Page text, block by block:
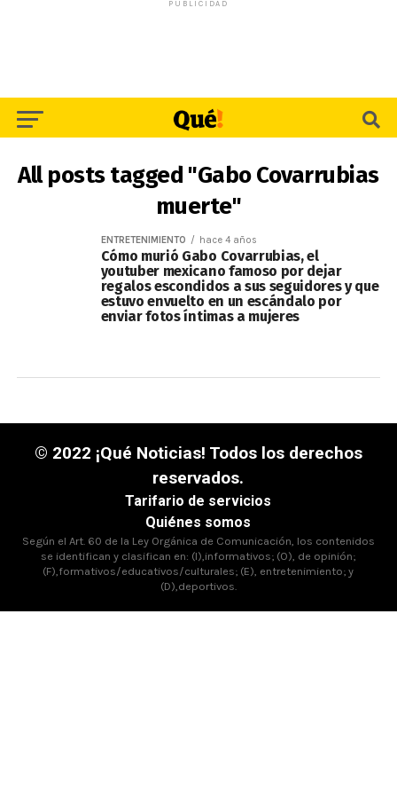
PUBLICIDAD
All posts tagged "Gabo Covarrubias
muerte"
ENTRETENIMIENTO hace 4 años
Cómo murió Gabo Covarrubias, el
youtuber mexicano famoso por dejar
regalos escondidos a sus seguidores y que
estuvo envuelto en un escándalo por
enviar fotos íntimas a mujeres
© 2022 ¡Qué Noticias! Todos los derechos
reservados.
Tarifario de servicios
Quiénes somos
Según el Art. 60 de la Ley Orgánica de Comunicación, los contenidos
se identifican y clasifican en: (I),informativos; (O), de opinión;
(F),formativos/educativos/culturales; (E), entretenimiento; y
(D),deportivos.